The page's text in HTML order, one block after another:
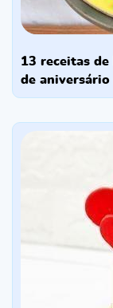
13 receitas de bolo free fire feminino e maculino
de